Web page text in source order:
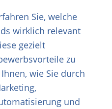
Sie, welche
wirklich relevant
gezielt
zu
wie Sie durch
und